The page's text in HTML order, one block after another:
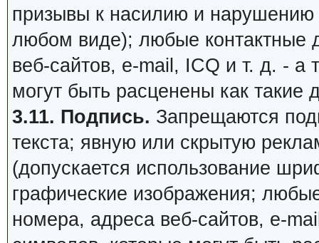
призывы к насилию и нарушению
любом виде); любые контактные
веб-сайтов, e-mail, ICQ и т. д. - а
могут быть расценены как
3.11. Подпись. Запрещаются
текста; явную или скрытую
(допускается использование
графические изображения;
номера, адреса веб-сайтов, e-